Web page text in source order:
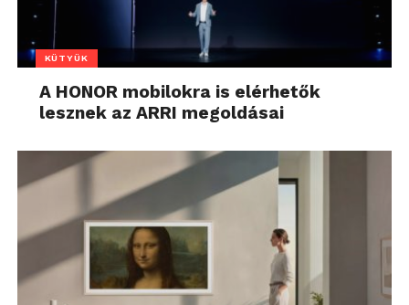
KÜTYÜK
A HONOR mobilokra is elérhetők
lesznek az ARRI megoldásai